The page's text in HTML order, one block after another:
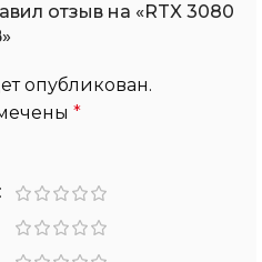
отзыв на «RTX 3080
опубликован.
*